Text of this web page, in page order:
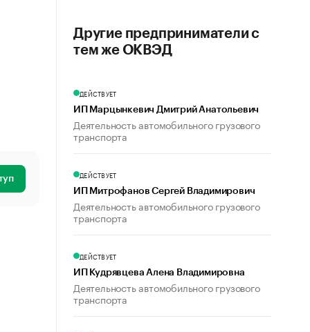
Другие предприниматели с
тем же ОКВЭД
ДЕЙСТВУЕТ
ИП Марцынкевич Дмитрий Анатольевич
Деятельность автомобильного грузового
транспорта
ДЕЙСТВУЕТ
ИП Митрофанов Сергей Владимирович
Деятельность автомобильного грузового
транспорта
ДЕЙСТВУЕТ
ИП Кудрявцева Алена Владимировна
Деятельность автомобильного грузового
транспорта